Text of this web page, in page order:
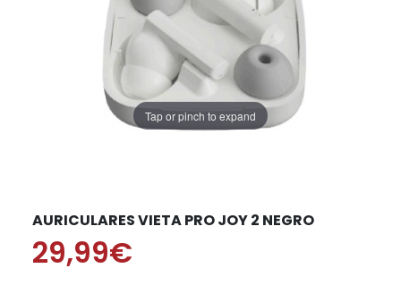
Tap or pinch to expand
AURICULARES VIETA PRO JOY 2 NEGRO
29,99€